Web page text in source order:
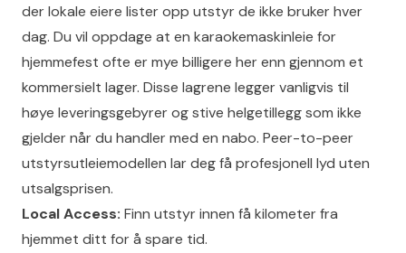
der lokale eiere lister opp utstyr de ikke bruker hver
dag. Du vil oppdage at en karaokemaskinleie for
hjemmefest ofte er mye billigere her enn gjennom et
kommersielt lager. Disse lagrene legger vanligvis til
høye leveringsgebyrer og stive helgetillegg som ikke
gjelder når du handler med en nabo. Peer-to-peer
utstyrsutleiemodellen lar deg få profesjonell lyd uten
utsalgsprisen.
Local Access: Finn utstyr innen få kilometer fra
hjemmet ditt for å spare tid.